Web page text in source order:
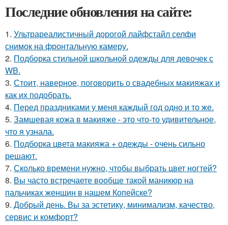
Последние обновления на сайте:
1. Ультрареалистичный дорогой лайфстайл селфи
снимок на фронтальную камеру.
2. Подборка стильной школьной одежды для девочек с
WB.
3. Стоит, наверное, поговорить о свадебных макияжах и
как их подобрать.
4. Перед праздниками у меня каждый год одно и то же.
5. Замшевая кожа в макияже - это что-то удивительное,
что я узнала.
6. Подборка цвета макияжа + одежды - очень сильно
решают.
7. Сколько времени нужно, чтобы выбрать цвет ногтей?
8. Вы часто встречаете вообще такой маникюр на
пальчиках женщин в нашем Копейске?
9. Добрый день. Вы за эстетику, минимализм, качество,
сервис и комфорт?